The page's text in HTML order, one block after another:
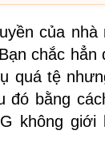
của
chắc
quá tệ
đó bằng
không